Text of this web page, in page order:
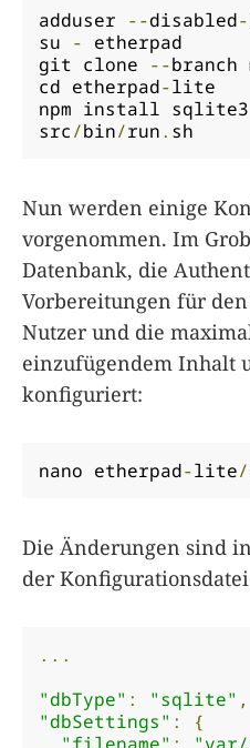
adduser --disabled-
su - etherpad
git clone --branch
cd etherpad-lite
npm install sqlite3
src/bin/run. sh
Nun werden einige
vorgenommen. Im
Datenbank, die
Vorbereitungen für den
Nutzer und die
einzufügendem Inhalt
konfiguriert:
nano etherpad-lite/
Die Änderungen sind
der
...
"dbType" : "sqlite" ,
"dbSettings" :
{
"filename" :